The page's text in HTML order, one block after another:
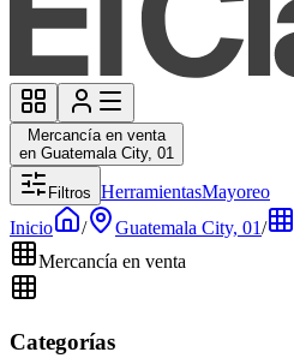
Mercancía en venta
en Guatemala City, 01
Filtros HerramientasMayoreo
Inicio
/ Guatemala City, 01/
Mercancía en venta
Categorías